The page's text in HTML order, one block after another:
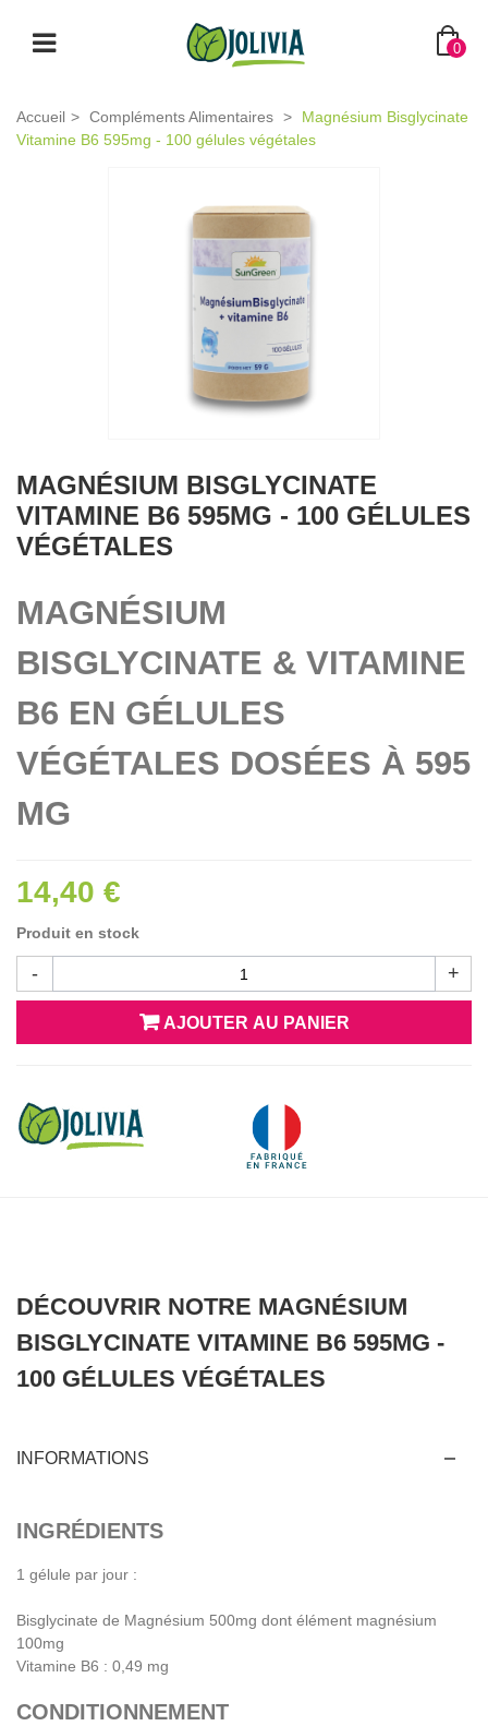
0
Accueil > Compléments Alimentaires >
Magnésium Bisglycinate
Vitamine B6 595mg - 100 gélules végétales
MAGNÉSIUM BISGLYCINATE
VITAMINE B6 595MG - 100 GÉLULES
VÉGÉTALES
MAGNÉSIUM
BISGLYCINATE & VITAMINE
B6 EN GÉLULES
VÉGÉTALES DOSÉES À 595
MG
14,40 €
Produit en stock
- +
AJOUTER AU PANIER
DÉCOUVRIR NOTRE MAGNÉSIUM
BISGLYCINATE VITAMINE B6 595MG -
100 GÉLULES VÉGÉTALES
INFORMATIONS
INGRÉDIENTS
1 gélule par jour :
Bisglycinate de Magnésium 500mg dont élément magnésium
100mg
Vitamine B6 : 0,49 mg
CONDITIONNEMENT